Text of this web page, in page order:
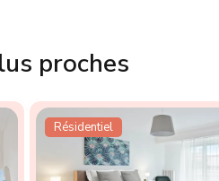
proches
Résidentiel